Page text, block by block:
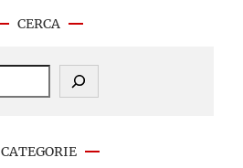
CERCA
CATEGORIE